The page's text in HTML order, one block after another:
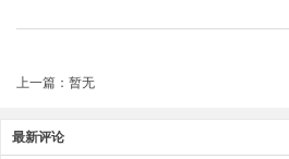
上一篇：暂无
最新评论